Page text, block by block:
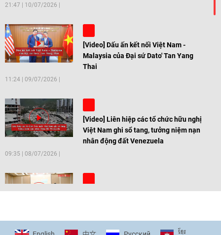
21:47 10/07/2026
[Video] Dấu ấn kết nối Việt Nam -
Malaysia của Đại sứ Dato' Tan Yang
Thai
11:24 09/07/2026
[Video] Liên hiệp các tổ chức hữu nghị
Việt Nam ghi sổ tang, tưởng niệm nạn
nhân động đất Venezuela
09:35 08/07/2026
[Video] Trẻ em Đông Á cùng kiến tạo